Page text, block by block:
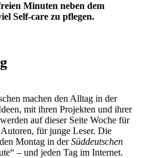
Minuten neben dem
Self-care zu pflegen.
machen den Alltag in der
mit ihren Projekten und ihrer
auf dieser Seite Woche für
für junge Leser. Die
Montag in derSüddeutschen
– und jeden Tag im Internet.